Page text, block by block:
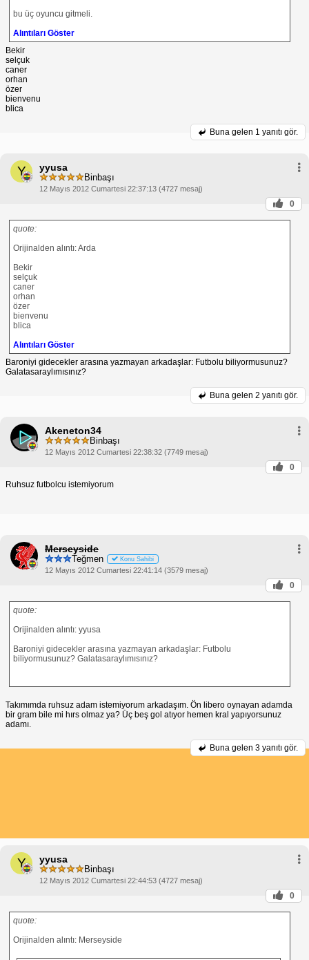
bu üç oyuncu gitmeli.
Alıntıları Göster
Bekir
selçuk
caner
orhan
özer
bienvenu
blica
Buna gelen 1 yanıtı gör.
Y yyusa
Binbaşı
12 Mayıs 2012 Cumartesi 22:37:13 (4727 mesaj)
0
quote:
Orijinalden alıntı: Arda
Bekir
selçuk
caner
orhan
özer
bienvenu
blica
Alıntıları Göster
Baroniyi gidecekler arasına yazmayan arkadaşlar: Futbolu biliyormusunuz?
Galatasaraylımısınız?
Buna gelen 2 yanıtı gör.
Akeneton34
Binbaşı
12 Mayıs 2012 Cumartesi 22:38:32 (7749 mesaj)
0
Ruhsuz futbolcu istemiyorum
Merseyside
Teğmen Konu Sahibi
12 Mayıs 2012 Cumartesi 22:41:14 (3579 mesaj)
0
quote:
Orijinalden alıntı: yyusa
Baroniyi gidecekler arasına yazmayan arkadaşlar: Futbolu
biliyormusunuz? Galatasaraylımısınız?
Takımımda ruhsuz adam istemiyorum arkadaşım. Ön libero oynayan adamda
bir gram bile mi hırs olmaz ya? Üç beş gol atıyor hemen kral yapıyorsunuz
adamı.
Buna gelen 3 yanıtı gör.
Y yyusa
Binbaşı
12 Mayıs 2012 Cumartesi 22:44:53 (4727 mesaj)
0
quote:
Orijinalden alıntı: Merseyside